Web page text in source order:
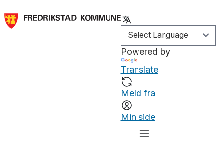
Powered by
Translate
Meld fra
Min side